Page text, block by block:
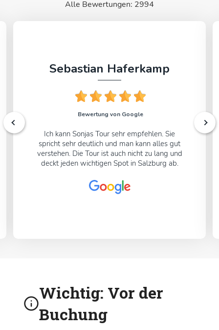
Alle Bewertungen: 2994
Sebastian Haferkamp
Bewertung von Google
Ich kann Sonjas Tour sehr empfehlen. Sie
spricht sehr deutlich und man kann alles gut
verstehen. Die Tour ist auch nicht zu lang und
deckt jeden wichtigen Spot in Salzburg ab.
Wichtig: Vor der
Buchung